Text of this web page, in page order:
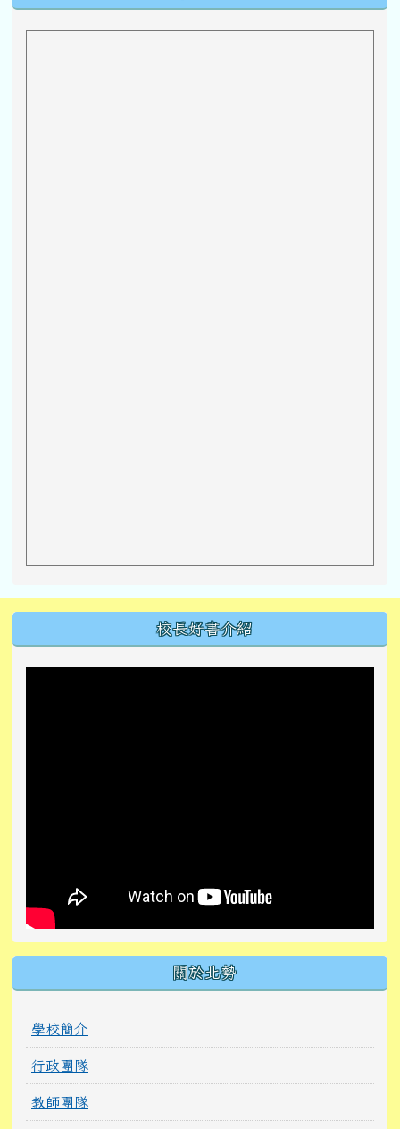
校長好書介紹
關於北勢
學校簡介
行政團隊
教師團隊